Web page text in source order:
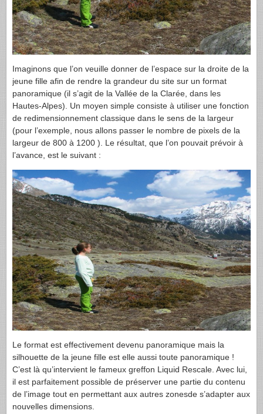
Imaginons que l’on veuille donner de l’espace sur la droite de la
jeune fille afin de rendre la grandeur du site sur un format
panoramique (il s’agit de la Vallée de la Clarée, dans les
Hautes-Alpes). Un moyen simple consiste à utiliser une fonction
de redimensionnement classique dans le sens de la largeur
(pour l’exemple, nous allons passer le nombre de pixels de la
largeur de 800 à 1200 ). Le résultat, que l’on pouvait prévoir à
l’avance, est le suivant :
Le format est effectivement devenu panoramique mais la
silhouette de la jeune fille est elle aussi toute panoramique !
C’est là qu’intervient le fameux greffon Liquid Rescale. Avec lui,
il est parfaitement possible de préserver une partie du contenu
de l’image tout en permettant aux autres zonesde s’adapter aux
nouvelles dimensions.